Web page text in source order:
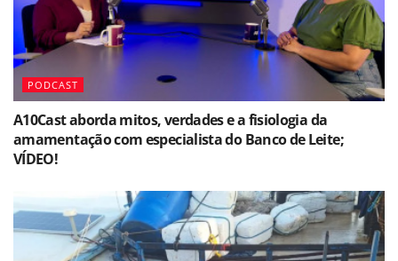
PODCAST
A10Cast aborda mitos, verdades e a fisiologia da
amamentação com especialista do Banco de Leite;
VÍDEO!